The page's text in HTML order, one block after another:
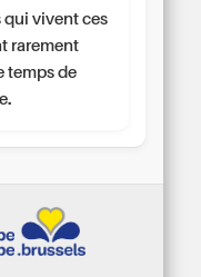
qui vivent ces
rarement
temps de